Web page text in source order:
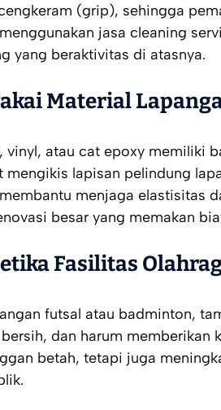
(grip), sehingga
jasa cleaning
yang beraktivitas di atasnya.
Material
, vinyl, atau cat epoxy memiliki
lapisan pelindung
menjaga elastisitas
besar yang memakan
Fasilitas
futsal atau badminton,
dan harum memberikan
betah, tetapi juga